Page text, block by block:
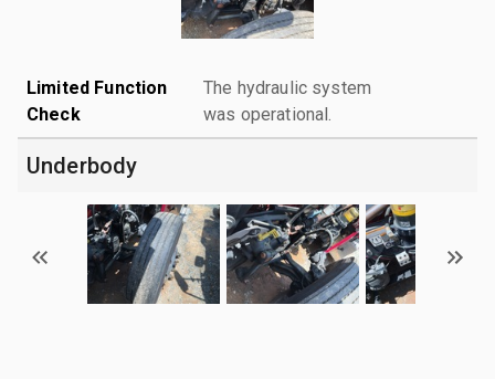
Limited Function
Check
The hydraulic system
was operational.
Underbody